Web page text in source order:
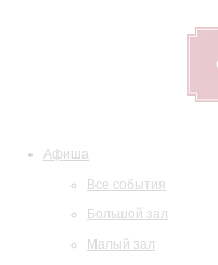
Афиша
Все события
Большой зал
Малый зал